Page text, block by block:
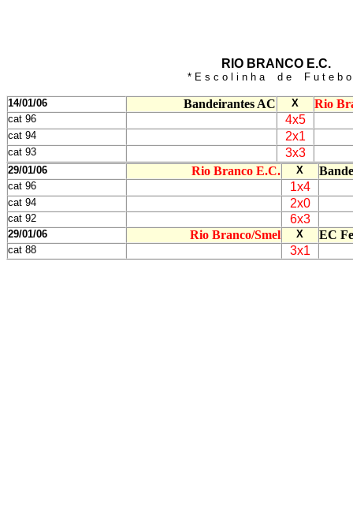
RIO BRANCO E.C.
* E s c o l i n h a d e F u t e b o
14/01/06 Bandeirantes AC X Rio
cat 96 4x5
cat 94 2x1
cat 93 3x3
29/01/06 Rio Branco E.C. X
cat 96 1x4
cat 94 2x0
cat 92 6x3
29/01/06 Rio Branco/Smel X EC
cat 88 3x1